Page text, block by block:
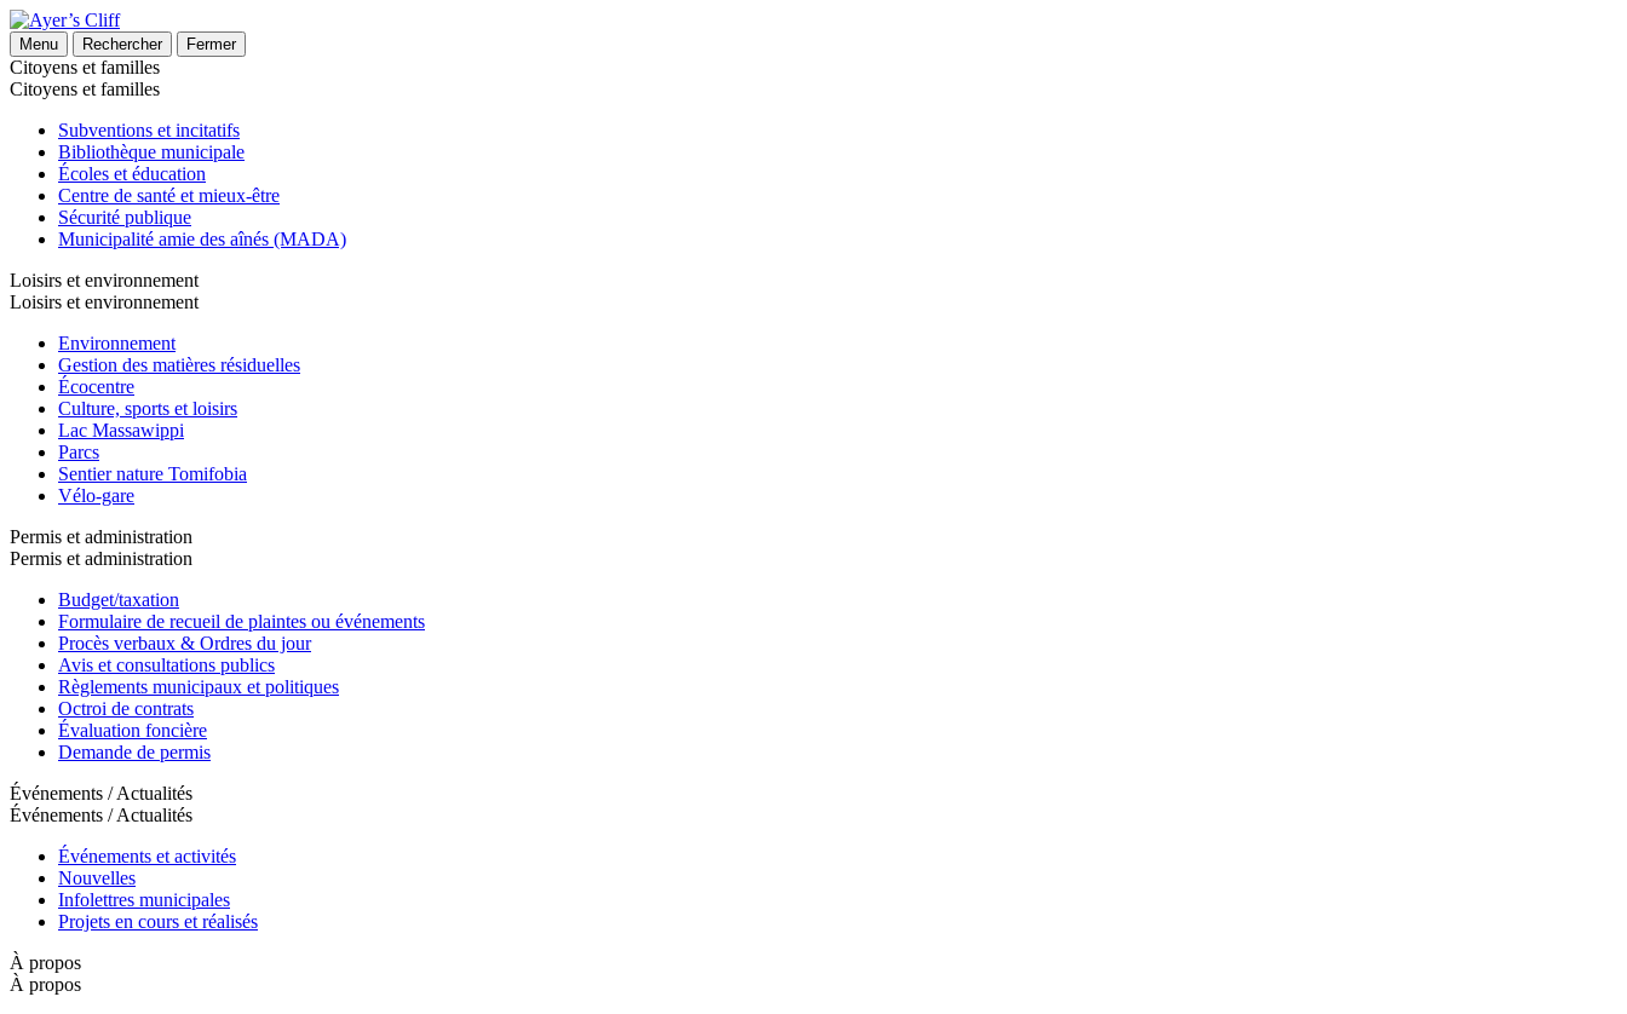
Menu Rechercher Fermer
Citoyens et familles
Citoyens et familles
Subventions et incitatifs
Bibliothèque municipale
Écoles et éducation
Centre de santé et mieux-être
Sécurité publique
Municipalité amie des aînés (MADA)
Loisirs et environnement
Loisirs et environnement
Environnement
Gestion des matières résiduelles
Écocentre
Culture, sports et loisirs
Lac Massawippi
Parcs
Sentier nature Tomifobia
Vélo-gare
Permis et administration
Permis et administration
Budget/taxation
Formulaire de recueil de plaintes ou événements
Procès verbaux & Ordres du jour
Avis et consultations publics
Règlements municipaux et politiques
Octroi de contrats
Évaluation foncière
Demande de permis
Événements / Actualités
Événements / Actualités
Événements et activités
Nouvelles
Infolettres municipales
Projets en cours et réalisés
À propos
À propos